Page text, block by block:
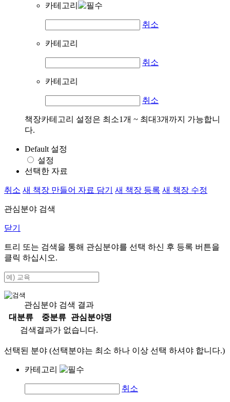
카테고리
취소
카테고리
취소
카테고리
취소
책장카테고리 설정은 최소1개 ~ 최대3개까지 가능합니
다.
Default 설정
설정
선택한 자료
취소 새 책장 만들어 자료 담기 새 책장 등록 새 책장 수정
관심분야 검색
닫기
트리 또는 검색을 통해 관심분야를 선택 하신 후 등록 버튼을
클릭 하십시오.
관심분야 검색 결과
대분류
중분류
관심분야명
검색결과가 없습니다.
선택된 분야 (선택분야는 최소 하나 이상 선택 하셔야 합니다.)
카테고리
취소